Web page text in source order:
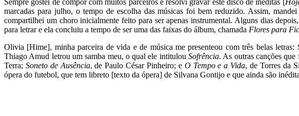
Sempre gostei de compor com muitos parceiros e resolvi gravar este disco de inéditas [
marcadas para julho, o tempo de escolha das músicas foi bem reduzido. Assim,
compartilhei um choro inicialmente feito para ser apenas instrumental. Alguns dias
para letrar e ela concluiu a tempo de ser uma das faixas do álbum, chamada Flores para
Olivia [Hime], minha parceira de vida e de música me presenteou com três belas
Thiago Amud letrou um samba meu, o qual ele intitulouSofrência. As outras canções
Terra; Soneto de Ausência, de Paulo César Pinheiro; e O Tempo e a Vida, de Torres da
ópera do futebol, que tem libreto [texto da ópera] de Silvana Gontijo e que ainda são